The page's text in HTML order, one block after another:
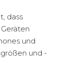
dass
und
und -